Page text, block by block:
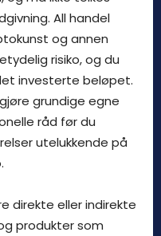
All handel
og annen
risiko, og du
investerte beløpet.
grundige egne
råd før du
utelukkende på
direkte eller indirekte
produkter som